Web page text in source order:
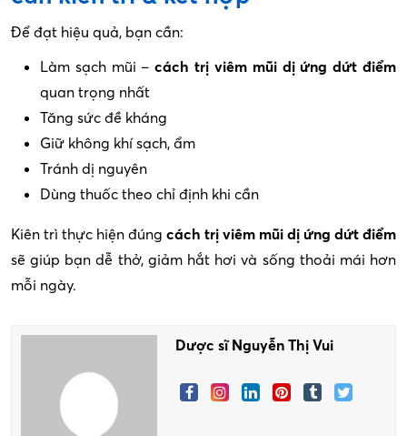
Để đạt hiệu quả, bạn cần:
Làm sạch mũi –cách trị viêm mũi dị ứng dứt điểm
quan trọng nhất
Tăng sức đề kháng
Giữ không khí sạch, ẩm
Tránh dị nguyên
Dùng thuốc theo chỉ định khi cần
Kiên trì thực hiện đúng cách trị viêm mũi dị ứng dứt điểm
sẽ giúp bạn dễ thở, giảm hắt hơi và sống thoải mái hơn
mỗi ngày.
Dược sĩ Nguyễn Thị Vui